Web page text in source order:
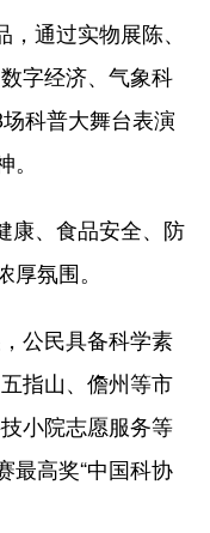
通过实物展陈、
字经济、气象科
科普大舞台表演
、食品安全、防
氛围。
公民具备科学素
指山、儋州等市
小院志愿服务等
最高奖“中国科协